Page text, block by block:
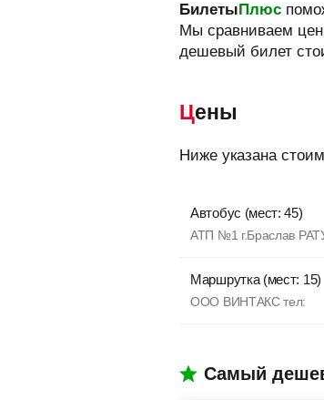
БилетыПлюс
Мы сравниваем
дешевый билет
Цены
Ниже указана
Автобус (мест: 45)
АТП №1 г.Браслав
Маршрутка (мест: 15)
ООО ВИНТАКС тел:
Самый